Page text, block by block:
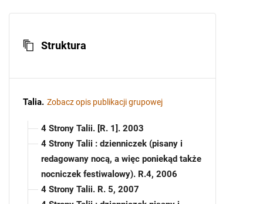
Struktura
Talia. Zobacz opis publikacji grupowej
4 Strony Talii. [R. 1]. 2003
4 Strony Talii : dzienniczek (pisany i
redagowany nocą, a więc poniekąd także
nocniczek festiwalowy). R.4, 2006
4 Strony Talii. R. 5, 2007